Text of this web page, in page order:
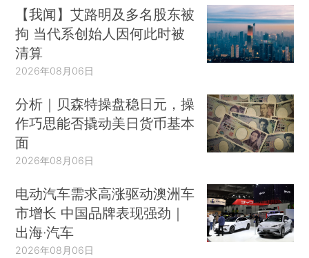
【我闻】艾路明及多名股东被
拘 当代系创始人因何此时被
清算
2026年08月06日
分析｜贝森特操盘稳日元，操
作巧思能否撬动美日货币基本
面
2026年08月06日
电动汽车需求高涨驱动澳洲车
市增长 中国品牌表现强劲｜
出海·汽车
2026年08月06日